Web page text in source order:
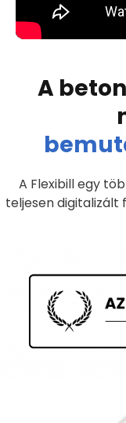
A
A Flexibill egy
teljesen